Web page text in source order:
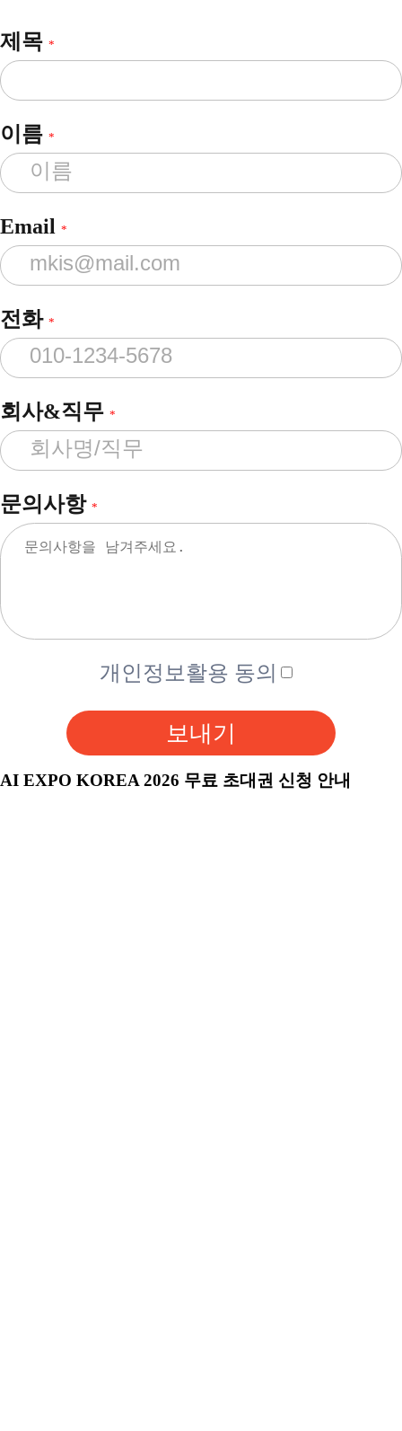
제목 *
이름 *
Email *
전화 *
회사&직무 *
문의사항 *
개인정보활용 동의
보내기
AI EXPO KOREA 2026 무료 초대권 신청 안내